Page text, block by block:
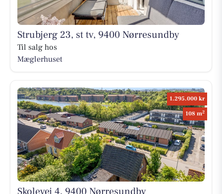
Strubjerg 23, st tv, 9400 Nørresundby
Til salg hos
Mæglerhuset
1.295.000 kr
108 m2